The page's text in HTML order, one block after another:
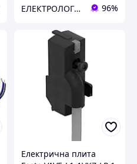
ЕЛЕКТРОЛОГІСТИК 96%
Електрична плита